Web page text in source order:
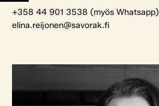
+358 44 901 3538 (myös Whatsapp)
elina.reijonen@savorak.fi